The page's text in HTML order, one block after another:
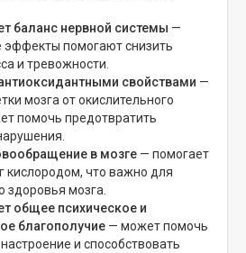
баланс нервной системы —
эффекты помогают снизить
и тревожности.
свойствами —
мозга от окислительного
помочь предотвратить
в мозге — помогает
кислородом, что важно для
здоровья мозга.
общее психическое и
благополучие — может помочь
и способствовать